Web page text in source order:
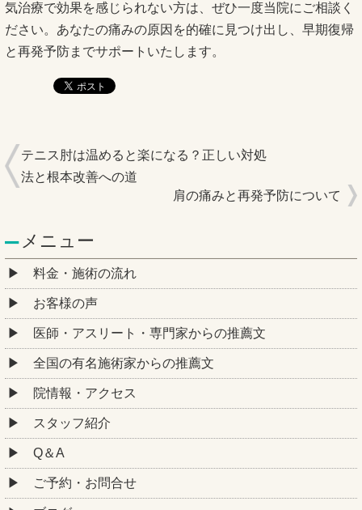
気治療で効果を感じられない方は、ぜひ一度当院にご相談く
ださい。あなたの痛みの原因を的確に見つけ出し、早期復帰
と再発予防までサポートいたします。
テニス肘は温めると楽になる？正しい対処
法と根本改善への道
肩の痛みと再発予防について
メニュー
料金・施術の流れ
お客様の声
医師・アスリート・専門家からの推薦文
全国の有名施術家からの推薦文
院情報・アクセス
スタッフ紹介
Q＆A
ご予約・お問合せ